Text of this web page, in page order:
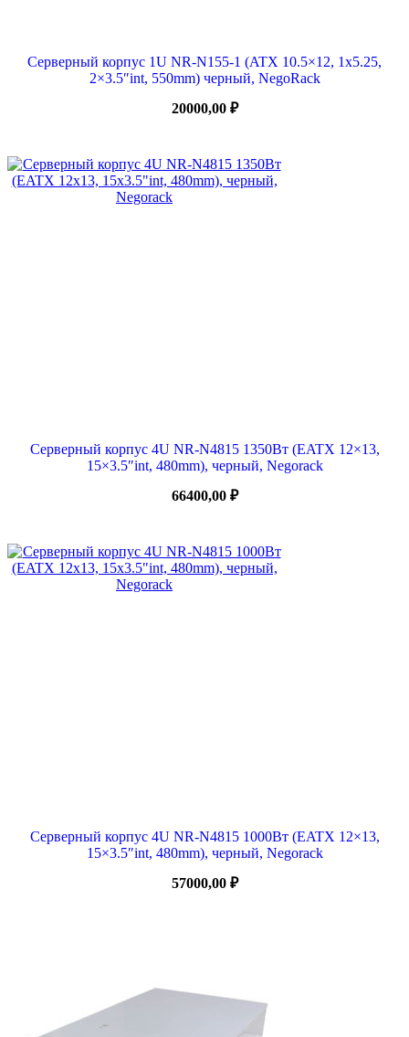
Серверный корпус 1U NR-N155-1 (ATX 10.5×12, 1х5.25,
2×3.5″int, 550mm) черный, NegoRack
20000,00 ₽
Серверный корпус 4U NR-N4815 1350Вт (EATX 12×13,
15×3.5″int, 480mm), черный, Negorack
66400,00 ₽
Серверный корпус 4U NR-N4815 1000Вт (EATX 12×13,
15×3.5″int, 480mm), черный, Negorack
57000,00 ₽